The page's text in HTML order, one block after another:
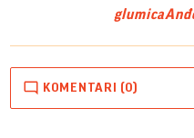
glumica
KOMENTARI (0)